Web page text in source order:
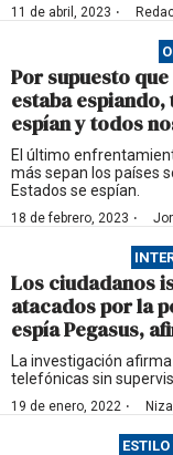
11 de abril, 2023 ·
Por supuesto
estaba
espían y todos
El último
más sepan los países
Estados se espían.
18 de febrero, 2023 ·
Los ciudadanos
atacados por la
espía Pegasus,
La investigación
telefónicas sin
19 de enero, 2022 ·